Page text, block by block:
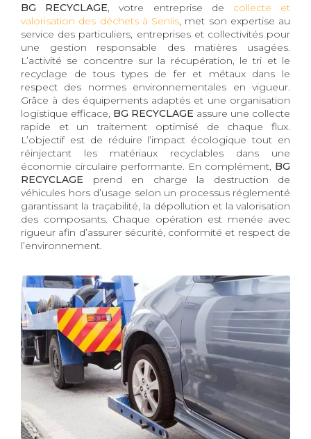
BG RECYCLAGE, votre entreprise de collecte et
valorisation des déchets à Senlis, met son expertise au
service des particuliers, entreprises et collectivités pour
une gestion responsable des matières usagées.
L’activité se concentre sur la récupération, le tri et le
recyclage de tous types de fer et métaux dans le
respect des normes environnementales en vigueur.
Grâce à des équipements adaptés et une organisation
logistique efficace, BG RECYCLAGE assure une collecte
rapide et un traitement optimisé de chaque flux.
L’objectif est de réduire l’impact écologique tout en
réinjectant les matériaux recyclables dans une
économie circulaire performante. En complément, BG
RECYCLAGE prend en charge la destruction de
véhicules hors d’usage selon un processus réglementé
garantissant la traçabilité, la dépollution et la valorisation
des composants. Chaque opération est menée avec
rigueur afin d’assurer sécurité, conformité et respect de
l’environnement.